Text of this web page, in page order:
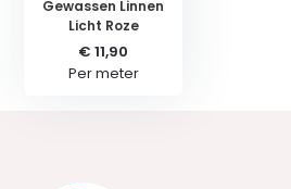
Gewassen Linnen
Licht Roze
€ 11,90
Per meter